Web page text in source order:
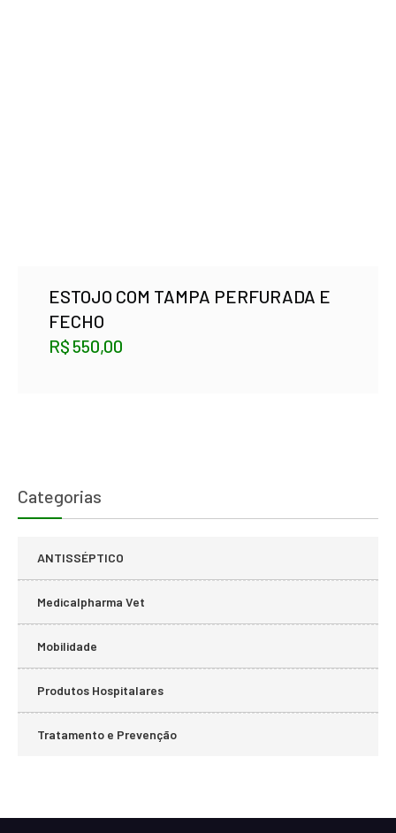
ESTOJO COM TAMPA PERFURADA E
FECHO
R$550,00
Categorias
ANTISSÉPTICO
Medicalpharma Vet
Mobilidade
Produtos Hospitalares
Tratamento e Prevenção